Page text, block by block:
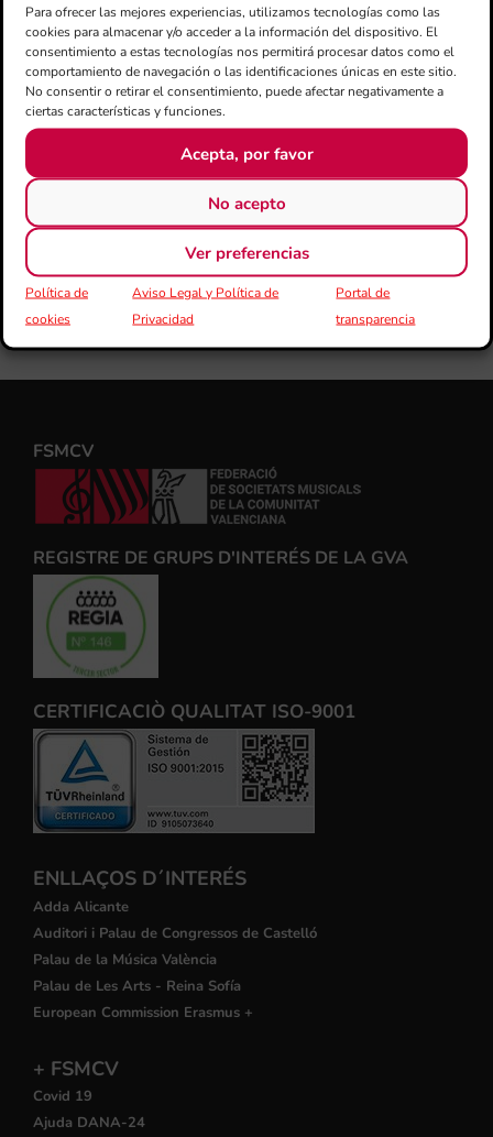
Para ofrecer las mejores experiencias, utilizamos tecnologías como las
cookies para almacenar y/o acceder a la información del dispositivo. El
consentimiento a estas tecnologías nos permitirá procesar datos como el
comportamiento de navegación o las identificaciones únicas en este sitio.
No consentir o retirar el consentimiento, puede afectar negativamente a
ciertas características y funciones.
Acepta, por favor
No acepto
Ver preferencias
Política de
cookies
Aviso Legal y Política de
Privacidad
Portal de
transparencia
COMPARTIR
ESDEVENIMENT
FSMCV
REGISTRE DE GRUPS D'INTERÉS DE LA GVA
CERTIFICACIÒ QUALITAT ISO-9001
ENLLAÇOS D´INTERÉS
Adda Alicante
Auditori i Palau de Congressos de Castelló
Palau de la Música València
Palau de Les Arts - Reina Sofía
European Commission Erasmus +
+ FSMCV
Covid 19
Ajuda DANA-24